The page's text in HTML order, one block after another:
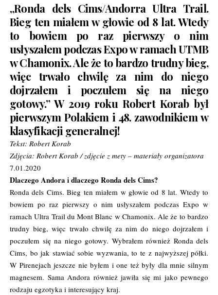
„Ronda dels Cims/Andorra Ultra Trail.
Bieg ten miałem w głowie od 8 lat. Wtedy
to bowiem po raz pierwszy o nim
usłyszałem podczas Expo w ramach UTMB
w Chamonix. Ale że to bardzo trudny bieg,
więc trwało chwilę za nim do niego
dojrzałem i poczułem się na niego
gotowy.” W 2019 roku Robert Korab był
pierwszym Polakiem i 48. zawodnikiem w
klasyfikacji generalnej!
Tekst: Robert Korab
Zdjęcia: Robert Korab / zdjęcie z mety – materiały organizatora
7.01.2020
Dlaczego Andora i dlaczego Ronda dels Cims?
Ronda dels Cims. Bieg ten miałem w głowie od 8 lat. Wtedy to
bowiem po raz pierwszy o nim usłyszałem podczas Expo w
ramach Ultra Trail du Mont Blanc w Chamonix. Ale że to bardzo
trudny bieg, więc trwało chwilę za nim do niego dojrzałem i
poczułem się na niego gotowy. Wybrałem również Ronda dels
Cims, bo jak stawiać sobie wyzwania, to te z najwyższej półki.
W Pirenejach jeszcze nie byłem i one też były dla mnie silnym
magnesem. Sama Andora również jawiła się mi jako pewnego
rodzaju egzotyka i interesujący kraj.